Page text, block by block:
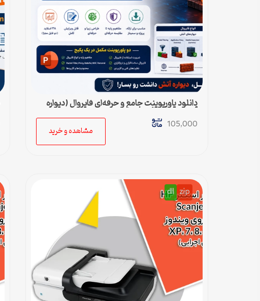
دانلود پاورپوینت جامع و حرفه‌ای فایروال (دیواره
آتش) – ویژه ارائه و پروژه
105,000
مشاهده و خرید
zip
dll